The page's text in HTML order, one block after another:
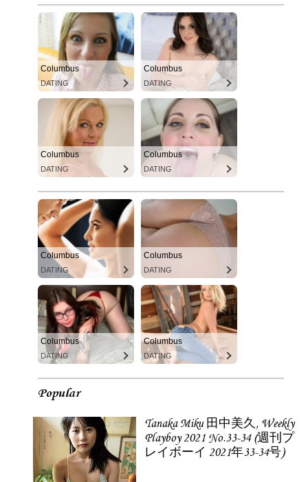
Columbus
DATING
Columbus
DATING
Columbus
DATING
Columbus
DATING
Columbus
DATING
Columbus
DATING
Columbus
DATING
Columbus
DATING
Popular
Tanaka Miku 田中美久, Weekly
Playboy 2021 No.33-34 (週刊プ
レイボーイ 2021年33-34号)